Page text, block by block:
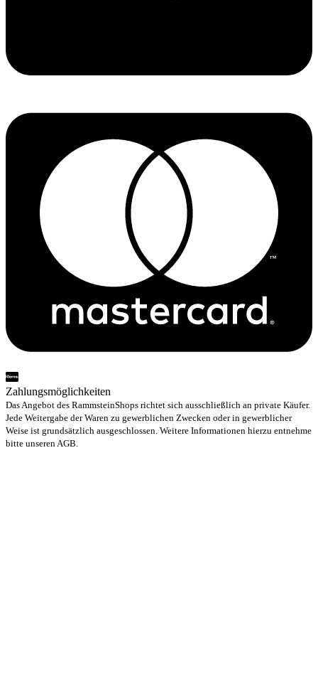
Zahlungsmöglichkeiten
Das Angebot des RammsteinShops richtet sich ausschließlich an private Käufer.
Jede Weitergabe der Waren zu gewerblichen Zwecken oder in gewerblicher
Weise ist grundsätzlich ausgeschlossen. Weitere Informationen hierzu entnehme
bitte unseren AGB.